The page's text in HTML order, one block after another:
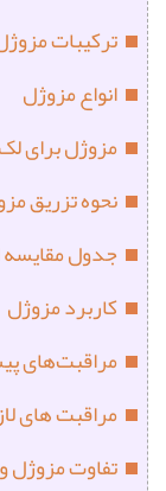
ترکیبات
انواع مزوژل
مزوژل برای
نحوه تزریق
جدول
کاربرد مزوژل
مراقبت‌های
مراقبت‌ های
تفاوت مزوژل